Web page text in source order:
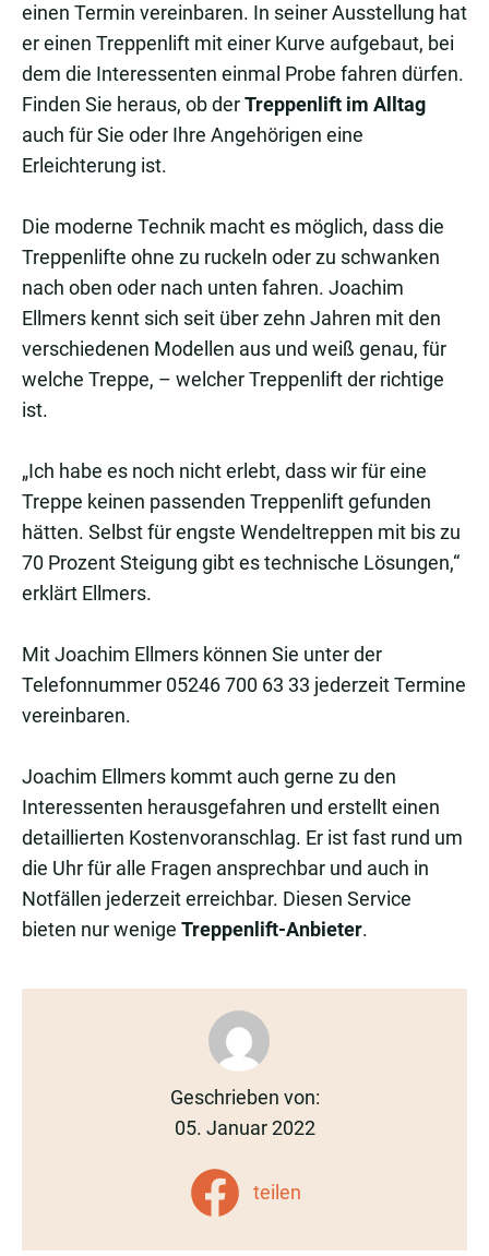
einen Termin vereinbaren. In seiner Ausstellung hat
er einen Treppenlift mit einer Kurve aufgebaut, bei
dem die Interessenten einmal Probe fahren dürfen.
Finden Sie heraus, ob derTreppenlift im Alltag
auch für Sie oder Ihre Angehörigen eine
Erleichterung ist.
Die moderne Technik macht es möglich, dass die
Treppenlifte ohne zu ruckeln oder zu schwanken
nach oben oder nach unten fahren. Joachim
Ellmers kennt sich seit über zehn Jahren mit den
verschiedenen Modellen aus und weiß genau, für
welche Treppe, – welcher Treppenlift der richtige
ist.
„Ich habe es noch nicht erlebt, dass wir für eine
Treppe keinen passenden Treppenlift gefunden
hätten. Selbst für engste Wendeltreppen mit bis zu
70 Prozent Steigung gibt es technische Lösungen,“
erklärt Ellmers.
Mit Joachim Ellmers können Sie unter der
Telefonnummer 05246 700 63 33 jederzeit Termine
vereinbaren.
Joachim Ellmers kommt auch gerne zu den
Interessenten herausgefahren und erstellt einen
detaillierten Kostenvoranschlag. Er ist fast rund um
die Uhr für alle Fragen ansprechbar und auch in
Notfällen jederzeit erreichbar. Diesen Service
bieten nur wenige Treppenlift-Anbieter.
Geschrieben von:
05. Januar 2022
teilen